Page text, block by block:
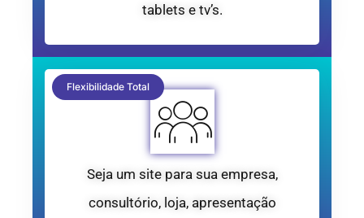
tablets e tv’s.
Flexibilidade Total
Seja um site para sua empresa,
consultório, loja, apresentação